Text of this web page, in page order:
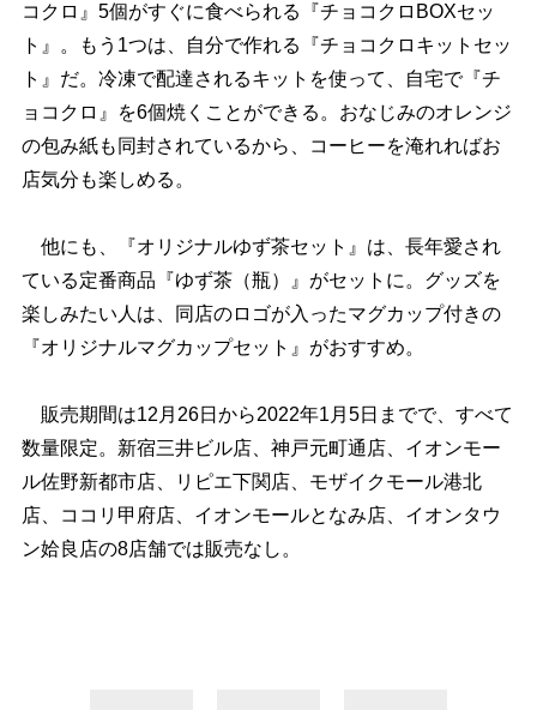
コクロ』5個がすぐに食べられる『チョコクロBOXセッ
ト』。もう1つは、自分で作れる『チョコクロキットセッ
ト』だ。冷凍で配達されるキットを使って、自宅で『チ
ョコクロ』を6個焼くことができる。おなじみのオレンジ
の包み紙も同封されているから、コーヒーを淹れればお
店気分も楽しめる。
他にも、『オリジナルゆず茶セット』は、長年愛され
ている定番商品『ゆず茶（瓶）』がセットに。グッズを
楽しみたい人は、同店のロゴが入ったマグカップ付きの
『オリジナルマグカップセット』がおすすめ。
販売期間は12月26日から2022年1月5日までで、すべて
数量限定。新宿三井ビル店、神戸元町通店、イオンモー
ル佐野新都市店、リピエ下関店、モザイクモール港北
店、ココリ甲府店、イオンモールとなみ店、イオンタウ
ン姶良店の8店舗では販売なし。